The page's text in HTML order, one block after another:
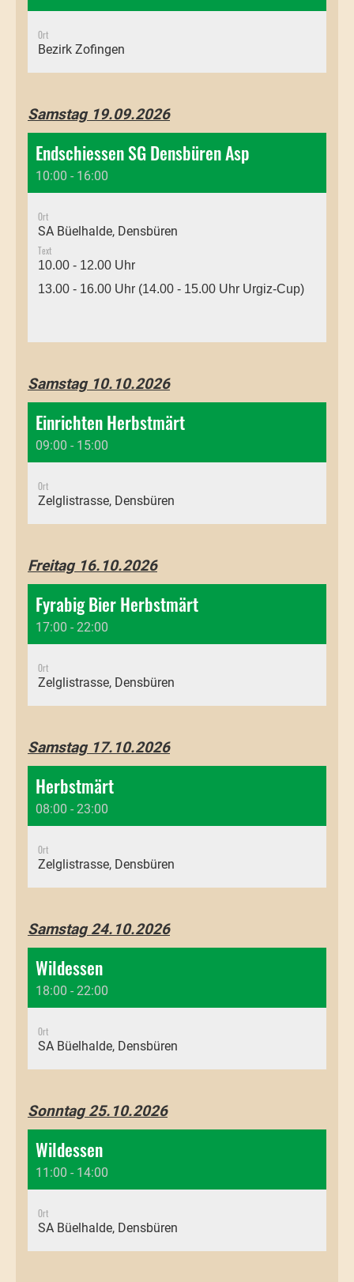
Ort
Bezirk Zofingen
Samstag 19.09.2026
Endschiessen SG Densbüren Asp
10:00 - 16:00
Ort
SA Büelhalde, Densbüren
Text
10.00 - 12.00 Uhr
13.00 - 16.00 Uhr (14.00 - 15.00 Uhr Urgiz-Cup)
Samstag 10.10.2026
Einrichten Herbstmärt
09:00 - 15:00
Ort
Zelglistrasse, Densbüren
Freitag 16.10.2026
Fyrabig Bier Herbstmärt
17:00 - 22:00
Ort
Zelglistrasse, Densbüren
Samstag 17.10.2026
Herbstmärt
08:00 - 23:00
Ort
Zelglistrasse, Densbüren
Samstag 24.10.2026
Wildessen
18:00 - 22:00
Ort
SA Büelhalde, Densbüren
Sonntag 25.10.2026
Wildessen
11:00 - 14:00
Ort
SA Büelhalde, Densbüren